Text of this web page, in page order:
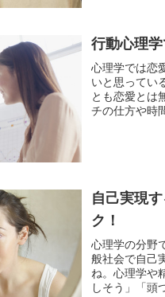
行動心理
心理学では恋
いと思ってい
とも恋愛とは
チの仕方や時
自己実現
ク！
心理学の分野
般社会で自己
ね。心理学や
しそう」「頭